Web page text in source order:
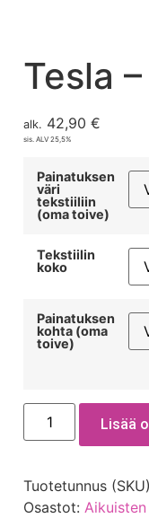
Tesla
alk. 42,90 €
sis. ALV 25,5%
Painatuksen
väri
tekstiiliin
(oma toive)
Tekstiilin
koko
Painatuksen
kohta (oma
toive)
Lisää
Tuotetunnus
Osastot: